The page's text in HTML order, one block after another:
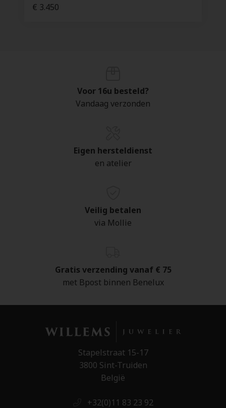
€ 3.450
Voor 16u besteld?
Vandaag verzonden
Eigen hersteldienst
en atelier
Veilig betalen
via Mollie
Gratis verzending vanaf € 75
met Bpost binnen Benelux
Stapelstraat 15-17
3800 Sint-Truiden
België
+32(0)11 83 23 92